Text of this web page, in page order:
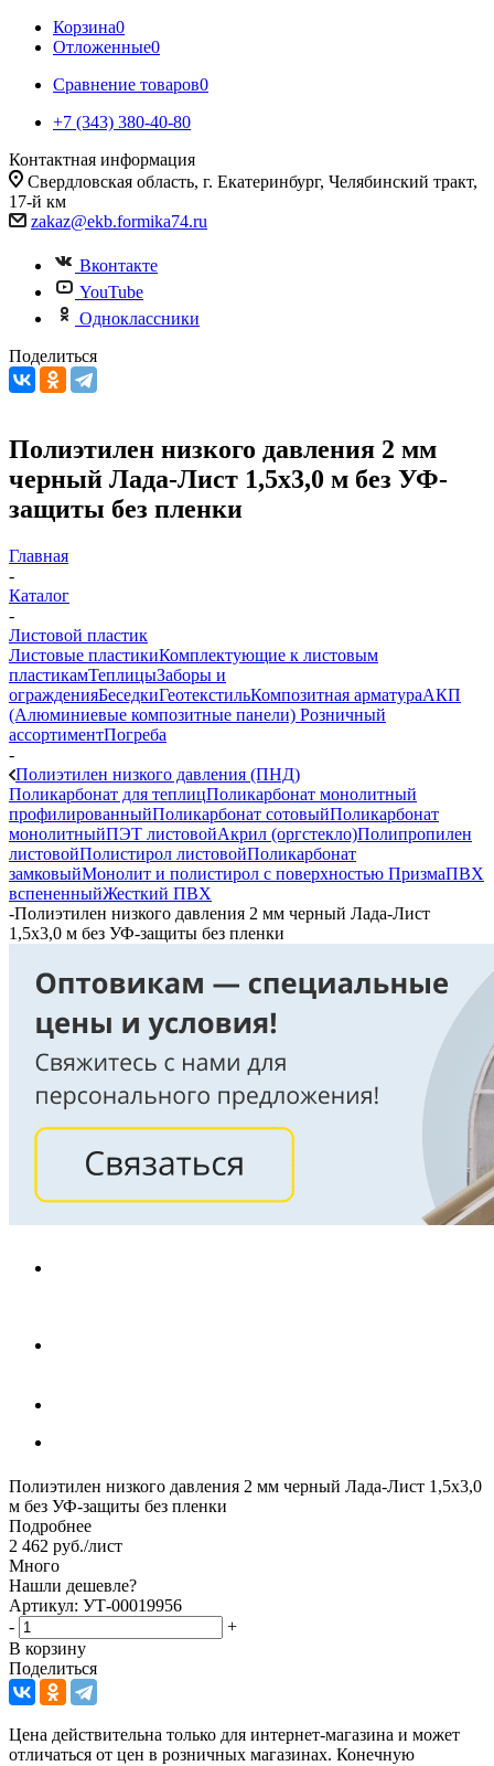
Корзина0
Отложенные0
Сравнение товаров0
+7 (343) 380-40-80
Контактная информация
Свердловская область, г. Екатеринбург, Челябинский тракт,
17-й км
zakaz@ekb.formika74.ru
Вконтакте
YouTube
Одноклассники
Поделиться
Полиэтилен низкого давления 2 мм
черный Лада-Лист 1,5х3,0 м без УФ-
защиты без пленки
Главная
-
Каталог
-
Листовой пластик
Листовые пластикиКомплектующие к листовым
пластикамТеплицыЗаборы и
огражденияБеседкиГеотекстильКомпозитная арматураАКП
(Алюминиевые композитные панели) Розничный
ассортиментПогреба
-
Полиэтилен низкого давления (ПНД)
Поликарбонат для теплицПоликарбонат монолитный
профилированныйПоликарбонат сотовыйПоликарбонат
монолитныйПЭТ листовойАкрил (оргстекло)Полипропилен
листовойПолистирол листовойПоликарбонат
замковыйМонолит и полистирол с поверхностью ПризмаПВХ
вспененныйЖесткий ПВХ
-Полиэтилен низкого давления 2 мм черный Лада-Лист
1,5х3,0 м без УФ-защиты без пленки
Полиэтилен низкого давления 2 мм черный Лада-Лист 1,5х3,0
м без УФ-защиты без пленки
Подробнее
2 462 руб./лист
Много
Нашли дешевле?
Артикул: УТ-00019956
-
+
В корзину
Поделиться
Цена действительна только для интернет-магазина и может
отличаться от цен в розничных магазинах. Конечную